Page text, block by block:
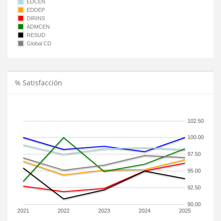
EDCEN
EDDEP
DIRINS
ADMCEN
RESUD
Global CD
% Satisfacción
2021 2022 2023 2024 2025
90.00
92.50
95.00
97.50
100.00
102.50